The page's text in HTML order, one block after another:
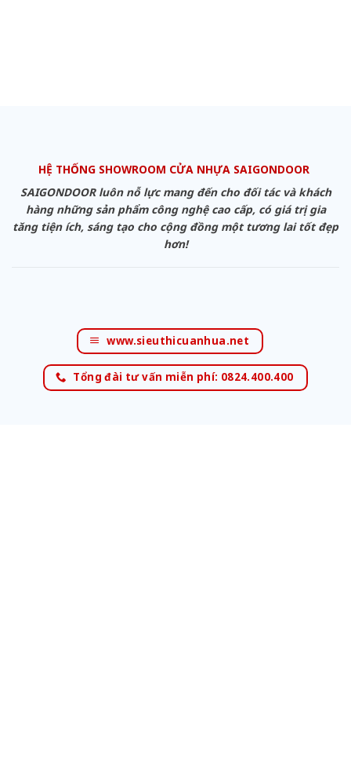
HỆ THỐNG SHOWROOM CỬA NHỰA SAIGONDOOR
SAIGONDOOR luôn nỗ lực mang đến cho đối tác và khách
hàng những sản phẩm công nghệ cao cấp, có giá trị gia
tăng tiện ích, sáng tạo cho cộng đồng một tương lai tốt đẹp
hơn!
www.sieuthicuanhua.net
Tổng đài tư vấn miễn phí: 0824.400.400